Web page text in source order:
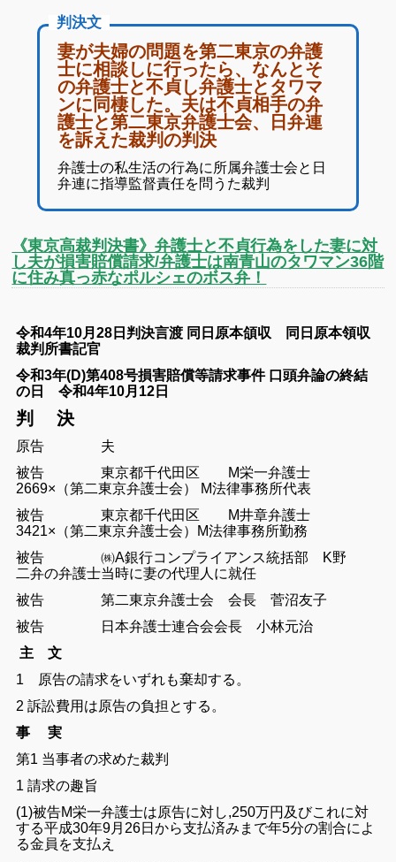
判決文
妻が夫婦の問題を第二東京の弁護
士に相談しに行ったら、なんとそ
の弁護士と不貞し弁護士とタワマ
ンに同棲した。夫は不貞相手の弁
護士と第二東京弁護士会、日弁連
を訴えた裁判の判決
弁護士の私生活の行為に所属弁護士会と日
弁連に指導監督責任を問うた裁判
《東京高裁判決書》弁護士と不貞行為をした妻に対
し夫が損害賠償請求/弁護士は南青山のタワマン36階
に住み真っ赤なポルシェのボス弁！
令和4年10月28日判決言渡 同日原本頜収
同日原本領収
裁判所書記官
令和3年(D)第408号損害賠償等請求事件 口頭弁論の終結
の日 令和4年10月12日
判決
原告 夫
被告 東京都千代田区
M栄一弁護士
2669×（第二東京弁護士会）
M法律事務所代表
被告 東京都千代田区 M井章弁護士
3421×（第二東京弁護士会）M法律事務所勤務
被告 ㈱A銀行コンプライアンス統括部 K野
二弁の弁護士当時に妻の代理人に就任
被告 第二東京弁護士会 会長 菅沼友子
被告 日本弁護士連合会会長 小林元治
主 文
1 原告の請求をいずれも棄却する。
2訴訟費用は原告の負担 とする。
事実
第1 当事者の求めた裁判
1請求の趣旨
(1)被告M栄一弁護士は原告に対し,250万円 及びこれに対
する平成30年9月26日から支払済みまで年5分の割合によ
る金員を支払え